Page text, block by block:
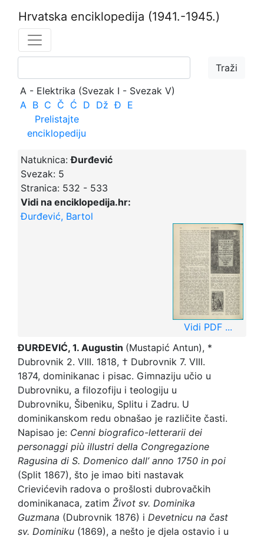
Hrvatska enciklopedija (1941.-1945.)
A - Elektrika (Svezak I - Svezak V)
A B C Č Ć D Dž Đ E
Prelistajte
enciklopediju
Natuknica:Đurđević
Svezak: 5
Stranica: 532 - 533
Vidi na enciklopedija.hr:
Đurđević, Bartol
Vidi PDF ...
ĐURĐEVIĆ, 1. Augustin (Mustapić Antun), *
Dubrovnik 2. VIII. 1818, † Dubrovnik 7. VIII.
1874, dominikanac i pisac. Gimnaziju učio u
Dubrovniku, a filozofiju i teologiju u
Dubrovniku, Šibeniku, Splitu i Zadru. U
dominikanskom redu obnašao je različite časti.
Napisao je: Cenni biografico-letterarii dei
personaggi più illustri della Congregazione
Ragusina di S. Domenico dall’ anno 1750 in poi
(Split 1867), što je imao biti nastavak
Crievićevih radova o prošlosti dubrovačkih
dominikanaca, zatim Život sv. Dominika
Guzmana (Dubrovnik 1876) i Devetnicu na čast
sv. Dominiku (1869), a nešto je djela ostavio i u